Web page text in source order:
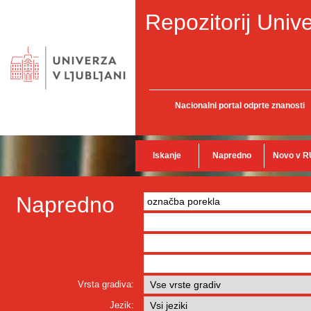
Repozitorij
Nacionalni portal odprte znanosti
Iskanje Napredno Novo v
Napredno
Vrsta gradiva:
Jezik: